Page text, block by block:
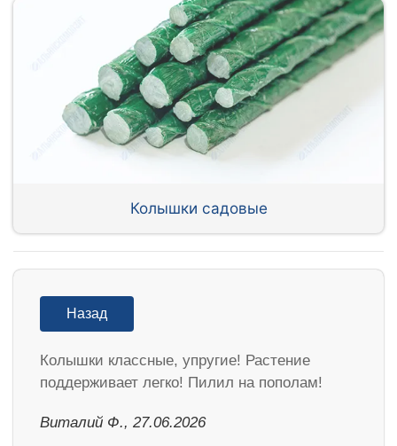
Колышки садовые
Назад
Колышки классные, упругие! Растение
поддерживает легко! Пилил на пополам!
Виталий Ф., 27.06.2026